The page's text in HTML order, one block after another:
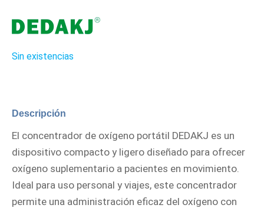
Sin existencias
Descripción
El concentrador de oxígeno portátil DEDAKJ es un
dispositivo compacto y ligero diseñado para ofrecer
oxígeno suplementario a pacientes en movimiento.
Ideal para uso personal y viajes, este concentrador
permite una administración eficaz del oxígeno con